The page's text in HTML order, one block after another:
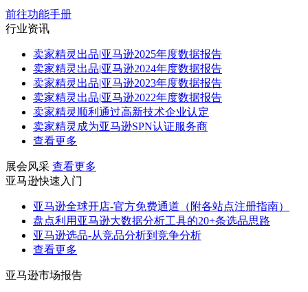
前往功能手册
行业资讯
卖家精灵出品|亚马逊2025年度数据报告
卖家精灵出品|亚马逊2024年度数据报告
卖家精灵出品|亚马逊2023年度数据报告
卖家精灵出品|亚马逊2022年度数据报告
卖家精灵顺利通过高新技术企业认定
卖家精灵成为亚马逊SPN认证服务商
查看更多
展会风采 查看更多
亚马逊快速入门
亚马逊全球开店-官方免费通道（附各站点注册指南）
盘点利用亚马逊大数据分析工具的20+条选品思路
亚马逊选品-从竞品分析到竞争分析
查看更多
亚马逊市场报告